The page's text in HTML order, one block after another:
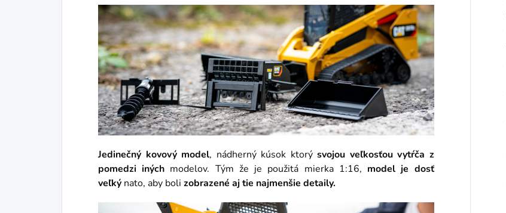
Jedinečný kovový model, nádherný kúsok ktorýsvojou veľkosťou vytŕča z
pomedzi iných modelov. Tým že je použitá mierka 1:16, model je dosť
veľký nato, aby boli zobrazené aj tie najmenšie detaily.